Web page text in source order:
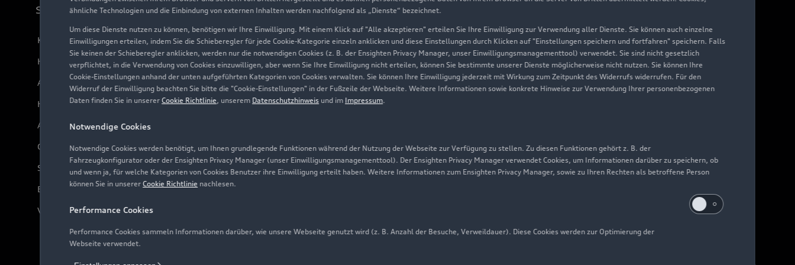
ähnliche Technologien und die Einbindung von externen Inhalten werden nachfolgend als „Dienste“ bezeichnet.
Um diese Dienste nutzen zu können, benötigen wir Ihre Einwilligung. Mit einem Klick auf "Alle akzeptieren" erteilen Sie Ihre Einwilligung zur Verwendung aller Dienste. Sie können auch einzelne
Einwilligungen erteilen, indem Sie die Schieberegler für jede Cookie-Kategorie einzeln anklicken und diese Einstellungen durch Klicken auf "Einstellungen speichern und fortfahren" speichern. Falls
Sie keinen der Schieberegler anklicken, werden nur die notwendigen Cookies (z. B. der Ensighten Privacy Manager, unser Einwilligungsmanagementtool) verwendet. Sie sind nicht gesetzlich
verpflichtet, in die Verwendung von Cookies einzuwilligen, aber wenn Sie Ihre Einwilligung nicht erteilen, können Sie bestimmte unserer Dienste möglicherweise nicht nutzen. Sie können Ihre
Cookie-Einstellungen anhand der unten aufgeführten Kategorien von Cookies verwalten. Sie können Ihre Einwilligung jederzeit mit Wirkung zum Zeitpunkt des Widerrufs widerrufen. Für den
Widerruf der Einwilligung beachten Sie bitte die "Cookie-Einstellungen" in der Fußzeile der Webseite. Weitere Informationen sowie konkrete Hinweise zur Verwendung Ihrer personenbezogenen
Daten finden Sie in unsererCookie Richtlinie, unserem Datenschutzhinweis und im Impressum.
Notwendige Cookies
Notwendige Cookies werden benötigt, um Ihnen grundlegende Funktionen während der Nutzung der Webseite zur Verfügung zu stellen. Zu diesen Funktionen gehört z. B. der
Fahrzeugkonfigurator oder der Ensighten Privacy Manager (unser Einwilligungsmanagementtool). Der Ensighten Privacy Manager verwendet Cookies, um Informationen darüber zu speichern, ob
und wenn ja, für welche Kategorien von Cookies Benutzer ihre Einwilligung erteilt haben. Weitere Informationen zum Ensighten Privacy Manager, sowie zu Ihren Rechten als betroffene Person
können Sie in unsererCookie Richtlinie nachlesen.
Performance Cookies
Performance Cookies sammeln Informationen darüber, wie unsere Webseite genutzt wird (z. B. Anzahl der Besuche, Verweildauer). Diese Cookies werden zur Optimierung der
Webseite verwendet.
Support
Kundenservice
Händlersuche
Audi Code
Häufige Fragen (FAQ)
Audi Online Beratung
Online-Terminvereinbarung
Servicekontakt
Bordbuch & Bedienungsanleitungen
Verträge kündigen
Über Audi
Unternehmen
Karriere
Investor Relations
Presse & Media Center
Audi erleben
Newsletter